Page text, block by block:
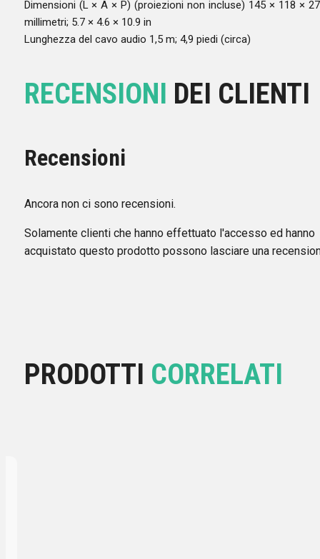
Dimensioni (L × A × P) (proiezioni non incluse) 145 × 118 ×
millimetri; 5.7 × 4.6 × 10.9 in
Lunghezza del cavo audio 1,5 m; 4,9 piedi (circa)
RECENSIONI DEI CLIENTI
Recensioni
Ancora non ci sono recensioni.
Solamente clienti che hanno effettuato l'accesso ed hanno
acquistato questo prodotto possono lasciare una
PRODOTTI CORRELATI